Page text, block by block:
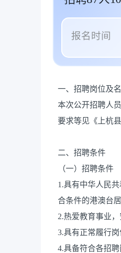
报名时间
一、招聘岗位及
本次公开招聘人
要求等见《上杭
二、招聘条件
（一）招聘条件
1.具有中华人民
合条件的港澳台
2.热爱教育事业
3.具有正常履行
4.具备符合各招